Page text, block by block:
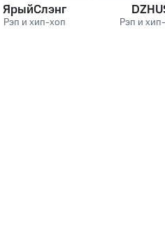
ЯрыйСлэнг
Рэп и хип-хоп Рэп и